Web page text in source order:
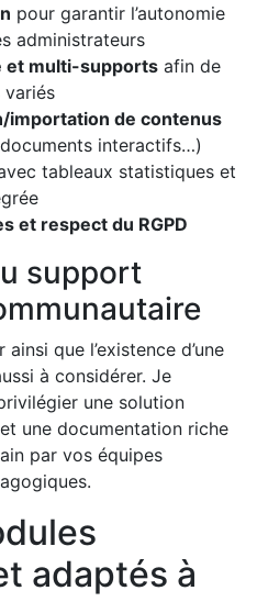
pour garantir l’autonomie
administrateurs
et multi-supports afin de
variés
importation de contenus
interactifs…)
tableaux statistiques et
et respect du RGPD
support
que l’existence d’une
à considérer. Je
une solution
une documentation riche
par vos équipes
adaptés à